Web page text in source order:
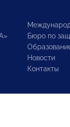
Бюро по
Новости
Контакты